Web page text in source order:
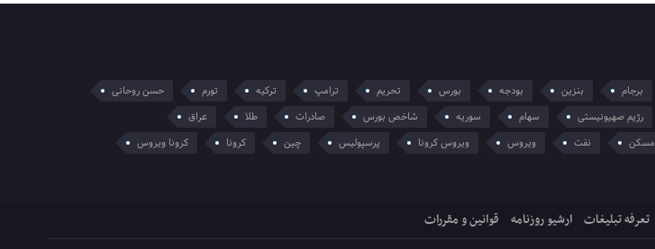
برجام بنزین بودجه بورس تحریم ترامپ ترکیه تورم
حسن روحانی
رژیم صهیونیستی سهام سوریه شاخص بورس صادرات طلا
عراق
مسکن نفت ویروس ویروس کرونا پرسپولیس چین کرونا
کرونا ویروس
تعرفه تبلیغات ارشیو روزنامه قوانین و مقررات